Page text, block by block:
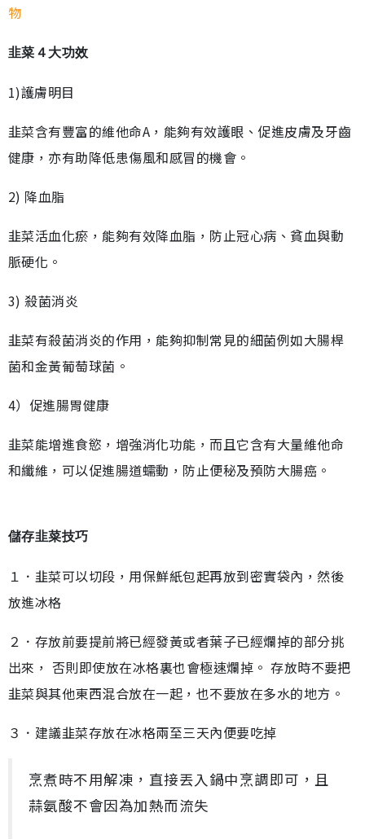
物
韭菜４大功效
1)護膚明目
韭菜含有豐富的維他命A，能夠有效護眼、促進皮膚及牙齒
健康，亦有助降低患傷風和感冒的機會。
2) 降血脂
韭菜活血化瘀，能夠有效降血脂，防止冠心病、貧血與動
脈硬化。
3) 殺菌消炎
韭菜有殺菌消炎的作用，能夠抑制常見的細菌例如大腸桿
菌和金黃葡萄球菌。
4）促進腸胃健康
韭菜能增進食慾，增強消化功能，而且它含有大量維他命
和纖維，可以促進腸道蠕動，防止便秘及預防大腸癌。
儲存韭菜技巧
１．韭菜可以切段，用保鮮紙包起再放到密實袋內，然後
放進冰格
２．存放前要提前將已經發黃或者葉子已經爛掉的部分挑
出來， 否則即使放在冰格裏也會極速爛掉。 存放時不要把
韭菜與其他東西混合放在一起，也不要放在多水的地方。
３．建議韭菜存放在冰格兩至三天內便要吃掉
烹煮時不用解凍，直接丟入鍋中烹調即可，且
蒜氨酸不會因為加熱而流失